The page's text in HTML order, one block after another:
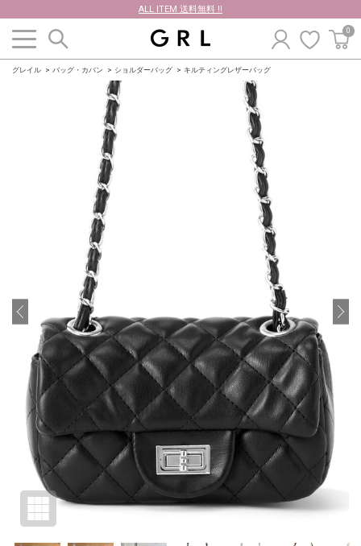
ALL ITEM 送料無料 !!
0
グレイル バッグ・カバン ショルダーバッグ キルティングレザーバッグ